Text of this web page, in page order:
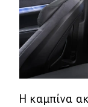
Η καμπίνα